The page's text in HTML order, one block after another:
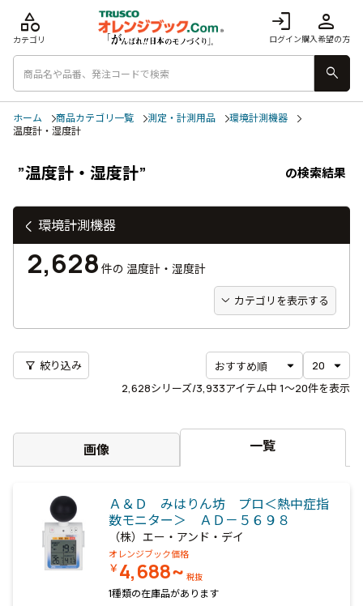
login
ログイン
person
購入希望の方
category
カテゴリ
search
ホーム 商品カテゴリ一覧 測定・計測用品
環境計測機器
温度計・湿度計
”温度計・湿度計” の検索結果
2,628シリーズ/3,933アイテム中 1〜20件を表示
filter_alt 絞り込み
画像 一覧
Ａ＆Ｄ みはりん坊 プロ＜熱中症指
数モニター＞ ＡＤ－５６９８
（株）エー・アンド・デイ
オレンジブック価格
￥4,688~ 税抜
1種類の在庫品があります
環境計測機器
2,628 件の 温度計・湿度計
カテゴリを表示する